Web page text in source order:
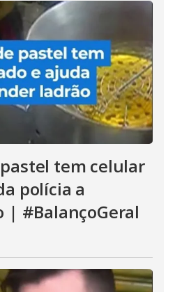
tem celular
polícia a
| #BalançoGeral